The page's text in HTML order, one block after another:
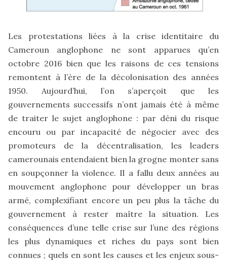
Les protestations liées à la crise identitaire du
Cameroun anglophone ne sont apparues qu’en
octobre 2016 bien que les raisons de ces tensions
remontent à l’ère de la décolonisation des années
1950. Aujourd’hui, l’on s’aperçoit que les
gouvernements successifs n’ont jamais été à même
de traiter le sujet anglophone : par déni du risque
encouru ou par incapacité de négocier avec des
promoteurs de la décentralisation, les leaders
camerounais entendaient bien la grogne monter sans
en soupçonner la violence. Il a fallu deux années au
mouvement anglophone pour développer un bras
armé, complexifiant encore un peu plus la tâche du
gouvernement à rester maître la situation. Les
conséquences d’une telle crise sur l’une des régions
les plus dynamiques et riches du pays sont bien
connues ; quels en sont les causes et les enjeux sous-